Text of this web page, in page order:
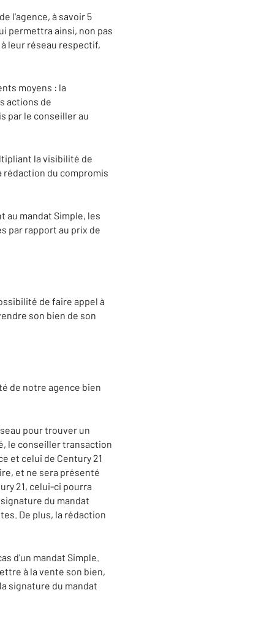
l'agence, à savoir 5
permettra ainsi, non pas
leur réseau respectif,
moyens : la
actions de
par le conseiller au
la visibilité de
rédaction du compromis
au mandat Simple, les
par rapport au prix de
de faire appel à
son bien de son
de notre agence bien
pour trouver un
le conseiller transaction
et celui de Century 21
et ne sera présenté
21, celui-ci pourra
du mandat
De plus, la rédaction
d'un mandat Simple.
à la vente son bien,
signature du mandat